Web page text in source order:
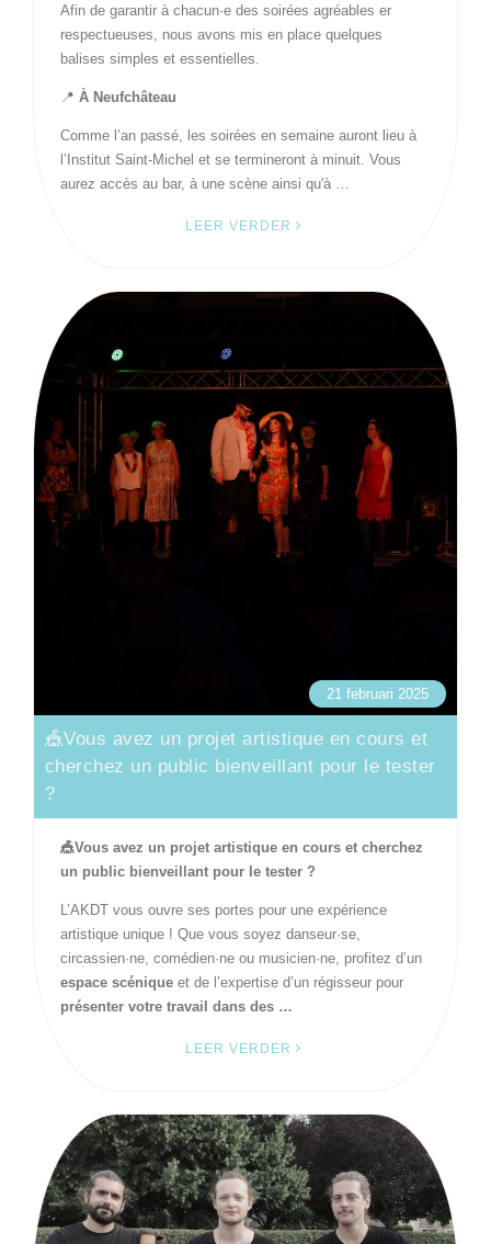
Afin de garantir à chacun·e des soirées agréables er
respectueuses, nous avons mis en place quelques
balises simples et essentielles.
📍 À Neufchâteau
Comme l’an passé, les soirées en semaine auront lieu à
l’Institut Saint-Michel et se termineront à minuit. Vous
aurez accès au bar, à une scène ainsi qu'à …
LEER VERDER
21 februari 2025
🎪Vous avez un projet artistique en cours et
cherchez un public bienveillant pour le tester
?
🎪Vous avez un projet artistique en cours et cherchez
un public bienveillant pour le tester ?
L’AKDT vous ouvre ses portes pour une expérience
artistique unique ! Que vous soyez danseur·se,
circassien·ne, comédien·ne ou musicien·ne, profitez d’un
espace scénique et de l’expertise d’un régisseur pour
présenter votre travail dans des …
LEER VERDER